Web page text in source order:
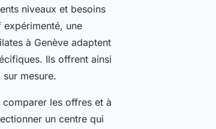
niveaux et besoins
une
à Genève adaptent
Ils offrent ainsi
mesure.
comparer les offres et à
un centre qui